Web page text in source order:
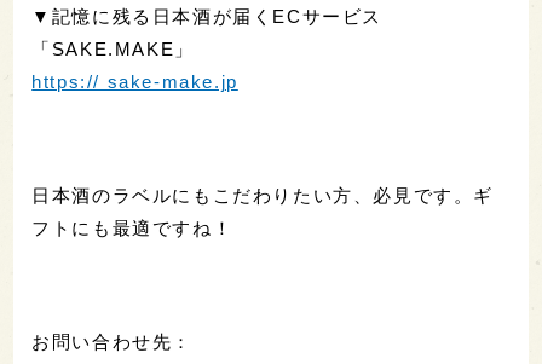
▼記憶に残る日本酒が届くECサービス
「SAKE.MAKE」
https:// sake-make.jp
日本酒のラベルにもこだわりたい方、必見です。ギ
フトにも最適ですね！
お問い合わせ先：